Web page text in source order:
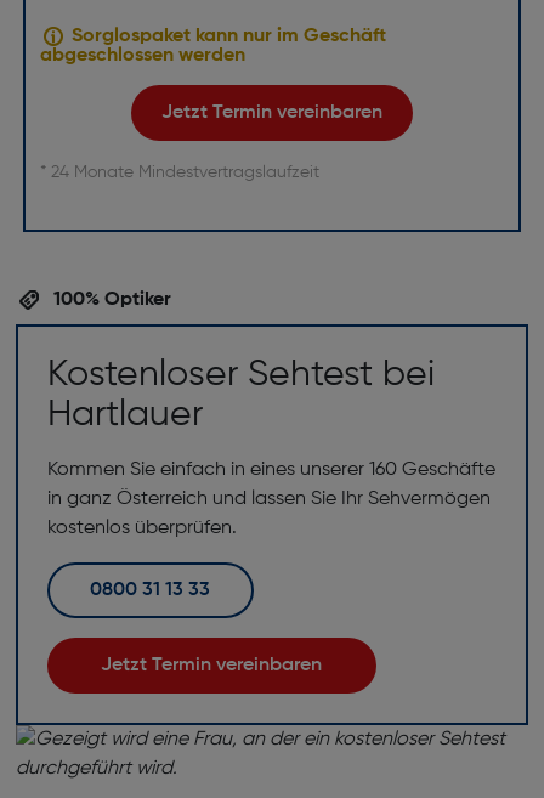
Sorglospaket kann nur im Geschäft
abgeschlossen werden
Jetzt Termin vereinbaren
* 24 Monate Mindestvertragslaufzeit
100% Optiker
Kostenloser Sehtest bei
Hartlauer
Kommen Sie einfach in eines unserer 160 Geschäfte
in ganz Österreich und lassen Sie Ihr Sehvermögen
kostenlos überprüfen.
0800 31 13 33
Jetzt Termin vereinbaren